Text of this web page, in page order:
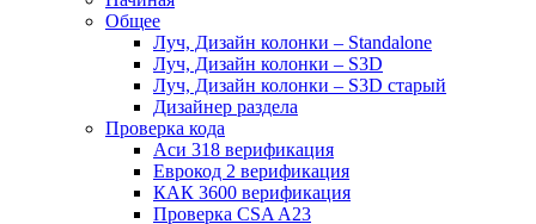
Общее
Луч, Дизайн колонки – Standalone
Луч, Дизайн колонки – S3D
Луч, Дизайн колонки – S3D старый
Дизайнер раздела
Проверка кода
Аси 318 верификация
Еврокод 2 верификация
КАК 3600 верификация
Проверка CSA A23